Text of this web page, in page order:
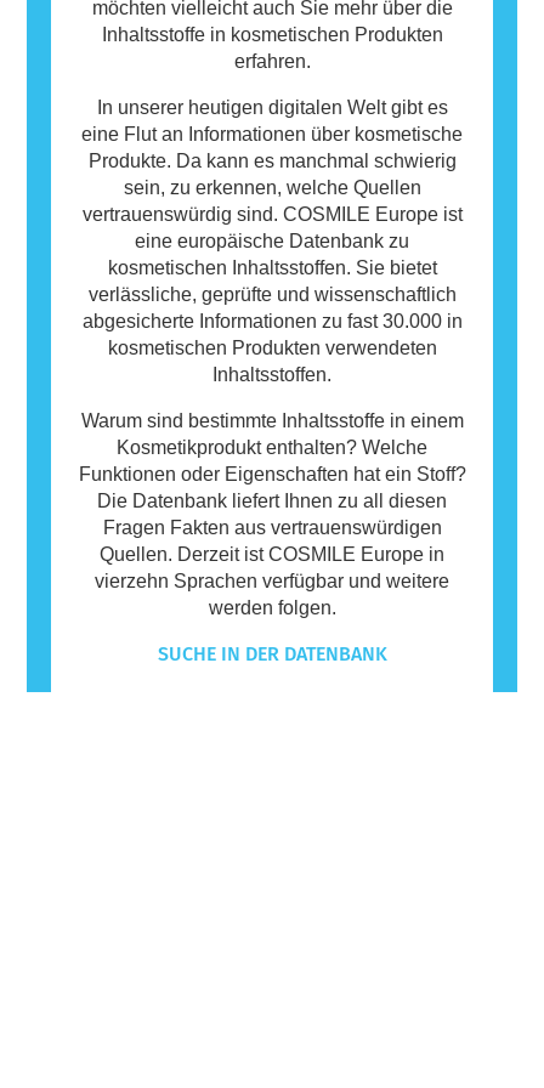
möchten vielleicht auch Sie mehr über die
Inhaltsstoffe in kosmetischen Produkten
erfahren.
In unserer heutigen digitalen Welt gibt es
eine Flut an Informationen über kosmetische
Produkte. Da kann es manchmal schwierig
sein, zu erkennen, welche Quellen
vertrauenswürdig sind. COSMILE Europe ist
eine europäische Datenbank zu
kosmetischen Inhaltsstoffen. Sie bietet
verlässliche, geprüfte und wissenschaftlich
abgesicherte Informationen zu fast 30.000 in
kosmetischen Produkten verwendeten
Inhaltsstoffen.
Warum sind bestimmte Inhaltsstoffe in einem
Kosmetikprodukt enthalten? Welche
Funktionen oder Eigenschaften hat ein Stoff?
Die Datenbank liefert Ihnen zu all diesen
Fragen Fakten aus vertrauenswürdigen
Quellen. Derzeit ist COSMILE Europe in
vierzehn Sprachen verfügbar und weitere
werden folgen.
SUCHE IN DER DATENBANK